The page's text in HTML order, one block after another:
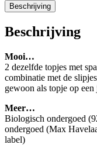
Beschrijving
Beschrijving
Mooi…
2 dezelfde topjes met
combinatie met de
gewoon als topje op
Meer…
Biologisch ondergoed
ondergoed (Max
label)